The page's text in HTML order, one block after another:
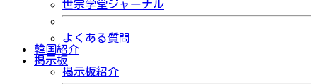
世宗学堂ジャーナル
よくある質問
韓国紹介
掲示板
掲示板紹介